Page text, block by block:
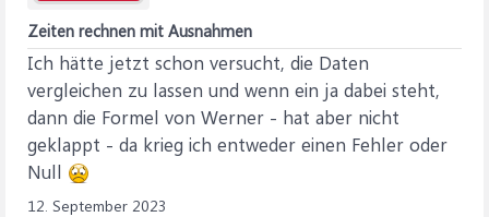
Zeiten rechnen mit Ausnahmen
Ich hätte jetzt schon versucht, die Daten
vergleichen zu lassen und wenn ein ja dabei steht,
dann die Formel von Werner - hat aber nicht
geklappt - da krieg ich entweder einen Fehler oder
Null
12. September 2023